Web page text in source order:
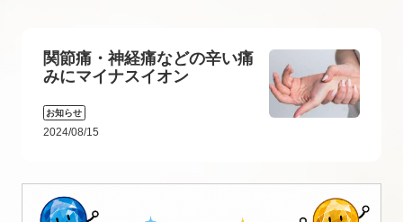
関節痛・神経痛などの辛い痛
みにマイナスイオン
お知らせ
2024/08/15